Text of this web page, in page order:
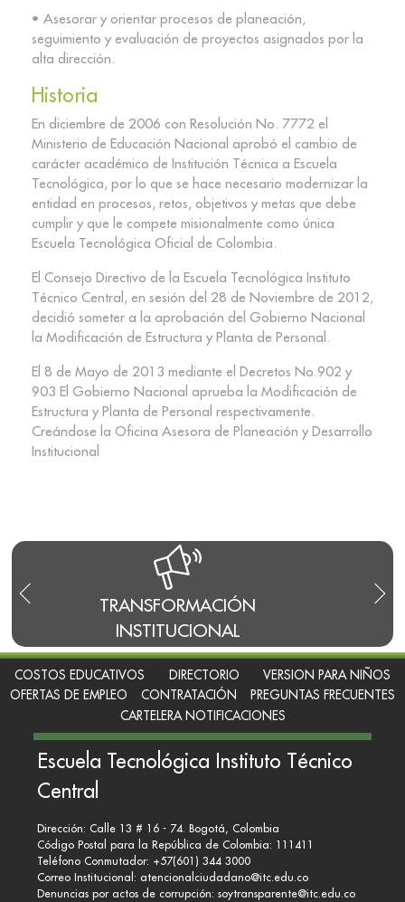
• Asesorar y orientar procesos de planeación,
seguimiento y evaluación de proyectos asignados por la
alta dirección.
Historia
En diciembre de 2006 con Resolución No. 7772 el
Ministerio de Educación Nacional aprobó el cambio de
carácter académico de Institución Técnica a Escuela
Tecnológica, por lo que se hace necesario modernizar la
entidad en procesos, retos, objetivos y metas que debe
cumplir y que le compete misionalmente como única
Escuela Tecnológica Oficial de Colombia.
El Consejo Directivo de la Escuela Tecnológica Instituto
Técnico Central, en sesión del 28 de Noviembre de 2012,
decidió someter a la aprobación del Gobierno Nacional
la Modificación de Estructura y Planta de Personal.
El 8 de Mayo de 2013 mediante el Decretos No.902 y
903 El Gobierno Nacional aprueba la Modificación de
Estructura y Planta de Personal respectivamente.
Creándose la Oficina Asesora de Planeación y Desarrollo
Institucional
COSTOS EDUCATIVOS DIRECTORIO
VERSION PARA NIÑOS
OFERTAS DE EMPLEO
CONTRATACIÓN
PREGUNTAS FRECUENTES
CARTELERA NOTIFICACIONES
Escuela Tecnológica Instituto Técnico
Central
Dirección: Calle 13 # 16 - 74. Bogotá, Colombia
Código Postal para la República de Colombia: 111411
Teléfono Conmutador: +57(601) 344 3000
Correo Institucional: atencionalciudadano@itc.edu.co
Denuncias por actos de corrupción: soytransparente@itc.edu.co